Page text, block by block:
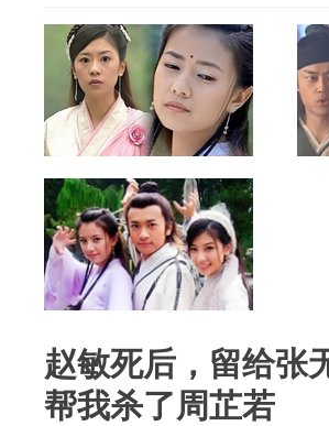
赵敏死后，留给张
帮我杀了周芷若